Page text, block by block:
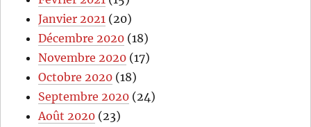
Janvier 2021 (20)
Décembre 2020 (18)
Novembre 2020 (17)
Octobre 2020 (18)
Septembre 2020 (24)
Août 2020 (23)